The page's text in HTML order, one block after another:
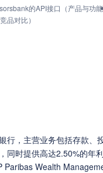
的API接口（产品与功
品对比）
行，主营业务包括存款、
同时提供高达2.50%的年
Paribas Wealth